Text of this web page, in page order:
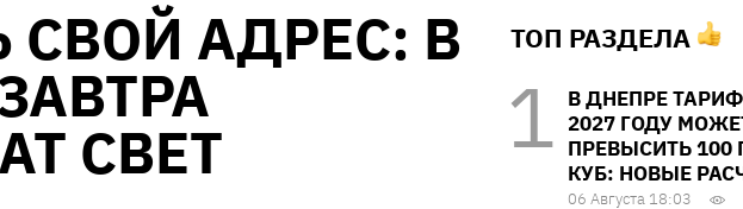
СВОЙ АДРЕС: В
СВЕТ
ТОП РАЗДЕЛА
В ДНЕПРЕ
2027 ГОДУ
ПРЕВЫСИТЬ 100
КУБ: НОВЫЕ
06 Августа 18:03